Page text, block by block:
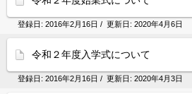
登録日: 2016年2月16日 / 更新日: 2020年4月6日
令和２年度入学式について
登録日: 2016年2月16日 / 更新日: 2020年4月3日